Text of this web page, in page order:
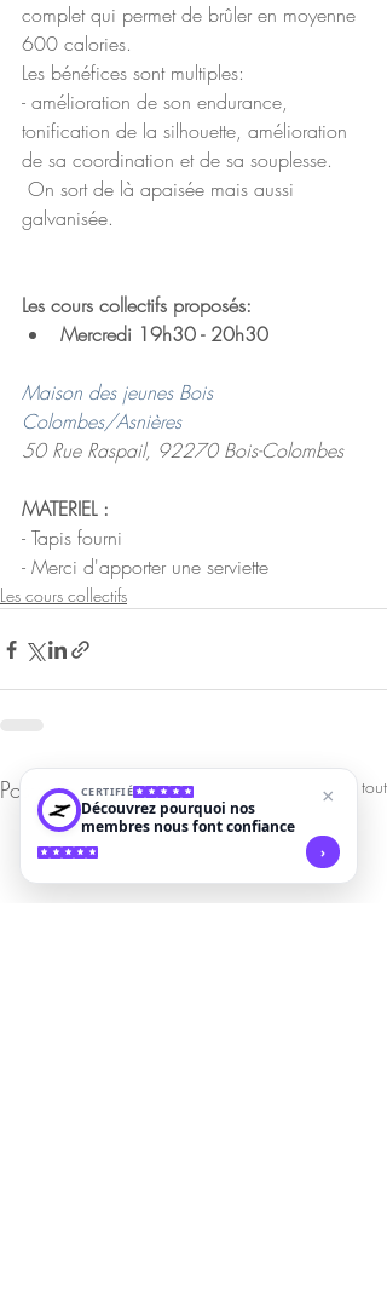
complet qui permet de brûler en moyenne
600 calories.
Les bénéfices sont multiples:
- amélioration de son endurance,
tonification de la silhouette, amélioration
de sa coordination et de sa souplesse.
galvanisée.
Les cours collectifs proposés:
Mercredi 19h30 - 20h30
Maison des jeunes Bois
Colombes/Asnières
50 Rue Raspail, 92270 Bois-Colombes
MATERIEL :
- Tapis fourni
- Merci d'apporter une serviette
Les cours collectifs
Posts récents Voir tout
CERTIFIÉ
Découvrez pourquoi nos
membres nous font confiance
×
›